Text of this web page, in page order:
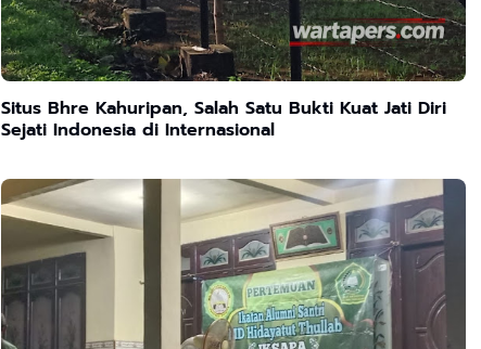
Situs Bhre Kahuripan, Salah Satu Bukti Kuat Jati Diri
Sejati Indonesia di Internasional